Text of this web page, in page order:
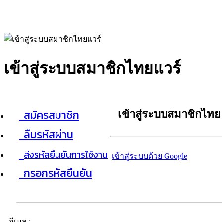
เข้าสู่ระบบสมาชิกไทยแวร์
สมัครสมาชิก
ลืมรหัสผ่าน
ส่งรหัสยืนยันการใช้งาน
กรอกรหัสยืนยัน
เข้าสู่ระบบสมาชิกไท
เข้าสู่ระบบด้วย Google